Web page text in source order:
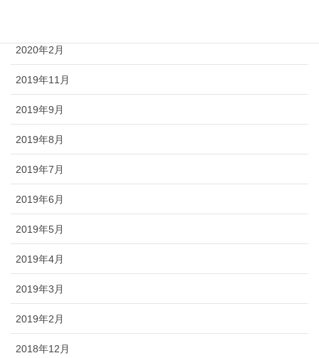
2020年2月
2019年11月
2019年9月
2019年8月
2019年7月
2019年6月
2019年5月
2019年4月
2019年3月
2019年2月
2018年12月